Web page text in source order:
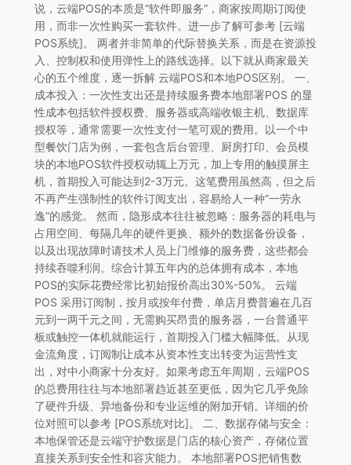
说，云端POS的本质是“软件即服务”，商家按周期订阅使
用，而非一次性购买一套软件。进一步了解可参考 [云端
POS系统]。 两者并非简单的代际替换关系，而是在资源投
入、控制权和使用弹性上的路线选择。以下就从商家最关
心的五个维度，逐一拆解 云端POS和本地POS区别。 一、
成本投入：一次性支出还是持续服务费本地部署POS 的显
性成本包括软件授权费、服务器或高端收银主机、数据库
授权等，通常需要一次性支付一笔可观的费用。以一个中
型餐饮门店为例，一套包含后台管理、厨房打印、会员模
块的本地POS软件授权动辄上万元，加上专用的触摸屏主
机，首期投入可能达到2-3万元。这笔费用虽然高，但之后
不再产生强制性的软件订阅支出，容易给人一种“一劳永
逸”的感觉。 然而，隐形成本往往被忽略：服务器的耗电与
占用空间、每隔几年的硬件更换、额外的数据备份设备，
以及出现故障时请技术人员上门维修的服务费，这些都会
持续吞噬利润。综合计算五年内的总体拥有成本，本地
POS的实际花费经常比初始报价高出30%-50%。 云端
POS 采用订阅制，按月或按年付费，单店月费普遍在几百
元到一两千元之间，无需购买昂贵的服务器，一台普通平
板或触控一体机就能运行，首期投入门槛大幅降低。从现
金流角度，订阅制让成本从资本性支出转变为运营性支
出，对中小商家十分友好。如果考虑五年周期，云端POS
的总费用往往与本地部署趋近甚至更低，因为它几乎免除
了硬件升级、异地备份和专业运维的附加开销。详细的价
位对照可以参考 [POS系统对比]。 二、数据存储与安全：
本地保管还是云端守护数据是门店的核心资产，存储位置
直接关系到安全性和容灾能力。 本地部署POS把销售数